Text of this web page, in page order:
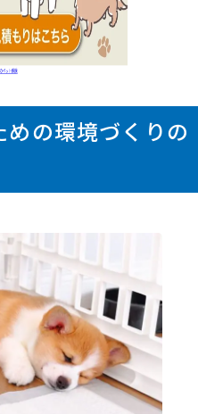
の環境づくりの